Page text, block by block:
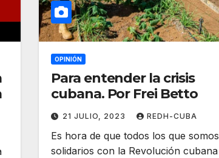
OPINIÓN
Para entender la crisis
cubana. Por Frei Betto
21 JULIO, 2023 REDH-CUBA
Es hora de que todos los que somos
solidarios con la Revolución cubana